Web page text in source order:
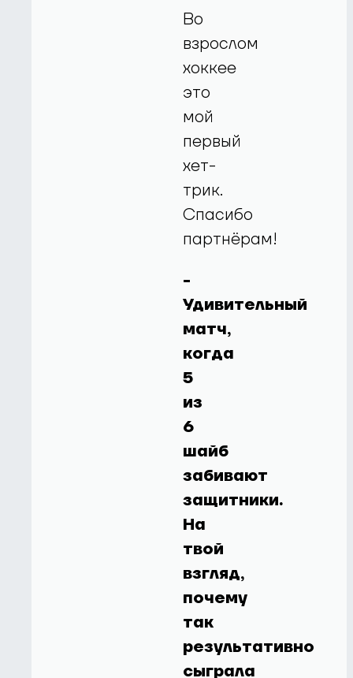
Во
взрослом
хоккее
это
мой
первый
хет-
трик.
Спасибо
партнёрам!
-
Удивительный
матч,
когда
5
из
6
шайб
забивают
защитники.
На
твой
взгляд,
почему
так
результативно
сыграла